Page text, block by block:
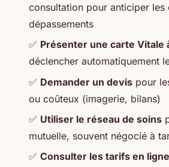
consultation pour anticiper les
dépassements
✅ Présenter une carte Vitale
déclencher automatiquement
✅ Demander un devis pour
ou coûteux (imagerie, bilans)
✅ Utiliser le réseau de soins
mutuelle, souvent négocié à
✅ Consulter les tarifs en ligne